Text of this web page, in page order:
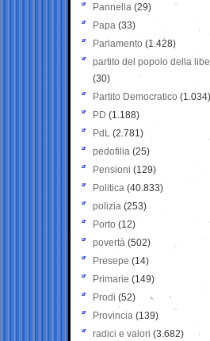
Pannella (29)
Papa (33)
Parlamento (1.428)
partito del popolo della
(30)
Partito Democratico (1.034)
PD (1.188)
PdL (2.781)
pedofilia (25)
Pensioni (129)
Politica (40.833)
polizia (253)
Porto (12)
povertà (502)
Presepe (14)
Primarie (149)
Prodi (52)
Provincia (139)
radici e valori (3.682)